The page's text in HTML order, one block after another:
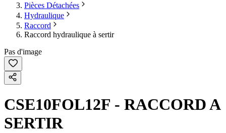
Pièces Détachées
Hydraulique
Raccord
Raccord hydraulique à sertir
Pas d'image
CSE10FOL12F - RACCORD A
SERTIR